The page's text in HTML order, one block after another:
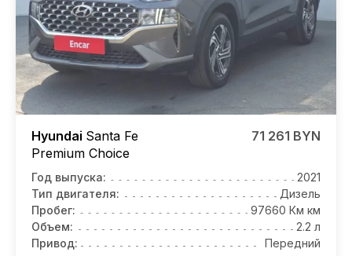
Hyundai Santa Fe
Premium Choice
71 261 BYN
Год выпуска:
2021
Тип двигателя:
Дизель
Пробег:
97660 Км км
Объем:
2.2 л
Привод:
Передний